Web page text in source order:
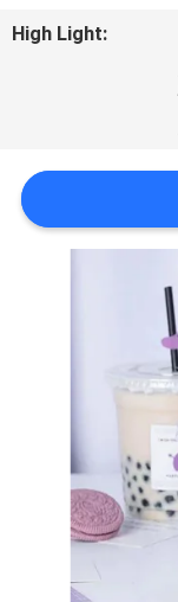
PRIVACY
POLICY
High Light: